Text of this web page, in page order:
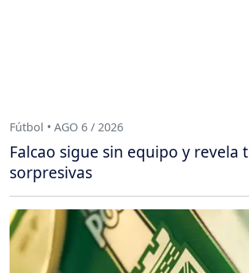
Fútbol • AGO 6 / 2026
Falcao sigue sin equipo y revela
sorpresivas